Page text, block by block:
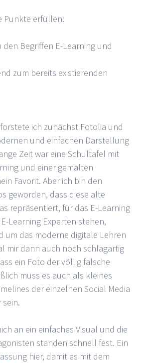
Punkte erfüllen:
den Begriffen E-Learning und
zum bereits existierenden
ich zunächst Fotolia und
und einfachen Darstellung
Zeit war eine Schultafel mit
und einer gemalten
Favorit. Aber ich bin den
geworden, dass diese alte
repräsentiert, für das E-Learning
Learning Experten stehen,
um das moderne digitale Lehren
mir dann auch noch schlagartig
ein Foto der völlig falsche
muss es auch als kleines
der einzelnen Social Media
an ein einfaches Visual und die
standen schnell fest. Ein
hier, damit es mit dem